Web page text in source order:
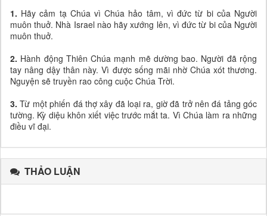
1. Hãy cảm tạ Chúa vì Chúa hảo tâm, vì đức từ bi của Người
muôn thuở. Nhà Israel nào hãy xướng lên, vì đức từ bi của Người
muôn thuở.
2. Hành động Thiên Chúa mạnh mẽ dường bao. Người đã rộng
tay nâng dậy thân này. Vì được sống mãi nhờ Chúa xót thương.
Nguyện sẽ truyền rao công cuộc Chúa Trời.
3. Từ một phiến đá thợ xây đã loại ra, giờ đã trở nên đá tảng góc
tường. Kỳ diệu khôn xiết việc trước mắt ta. Vì Chúa làm ra những
điều vĩ đại.
THẢO LUẬN